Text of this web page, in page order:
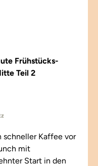
Frühstücks-
Teil 2
schneller Kaffee vor
mit
Start in den